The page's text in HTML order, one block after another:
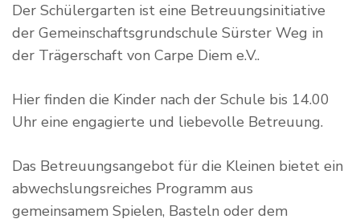
Der Schülergarten ist eine Betreuungsinitiative
der Gemeinschaftsgrundschule Sürster Weg in
der Trägerschaft von Carpe Diem e.V..
Hier finden die Kinder nach der Schule bis 14.00
Uhr eine engagierte und liebevolle Betreuung.
Das Betreuungsangebot für die Kleinen bietet ein
abwechslungsreiches Programm aus
gemeinsamem Spielen, Basteln oder dem